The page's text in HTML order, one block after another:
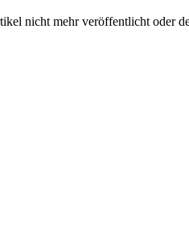
nicht mehr veröffentlicht oder